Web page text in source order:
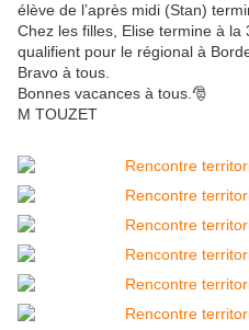
élève de l’après midi (Stan)
Chez les filles, Elise termine à
qualifient pour le régional à
Bravo à tous.
Bonnes vacances à tous.🎅
M TOUZET